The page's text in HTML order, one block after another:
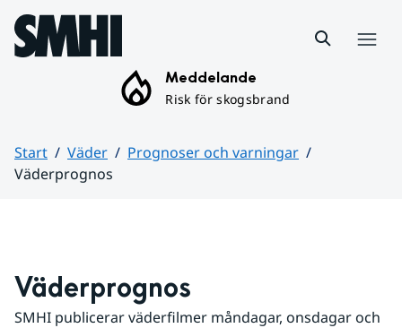
Hoppa till sidans innehåll
Meddelande
Risk för skogsbrand
Start Väder
Prognoser och varningar
Väderprognos
Väderprognos
SMHI publicerar väderfilmer måndagar, onsdagar och